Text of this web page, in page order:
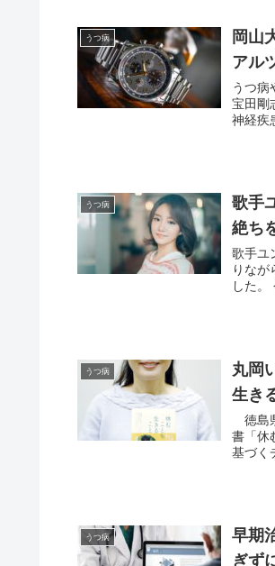
うつ病
岡山
アル
うつ病
宝田剛
神経疾
うつ病
歌手
絶ち
歌手ユ
りなが
した。
うつ病
丸岡
生き
徳島
書「休
基づく
うつ病
早期
ぎず